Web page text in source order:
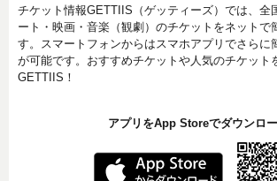
チケット情報GETTIIS（ゲッティーズ）では、全
ート・映画・音楽（観劇）のチケットをネットで
す。スマートフォンからはスマホアプリでさらに
が可能です。おすすめチケットや人気のチケット
GETTIIS！
アプリをApp Storeでダウンロ